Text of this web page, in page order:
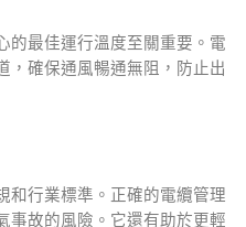
的最佳運行溫度至關重要。電
，確保通風暢通無阻，防止出
和行業標準。正確的電纜管理
事故的風險。它還有助於更輕